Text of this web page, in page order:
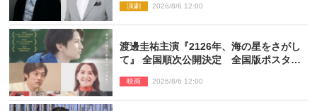
演劇 2026/8/6 12:00
渡邊圭祐主演『2126年、海の星をさがし
て』 全国順次公開決定 全国版ポスター
映画 2026/8/6 12:00